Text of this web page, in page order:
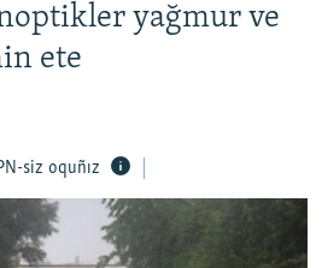
yağmur ve
ete
siz oquñız